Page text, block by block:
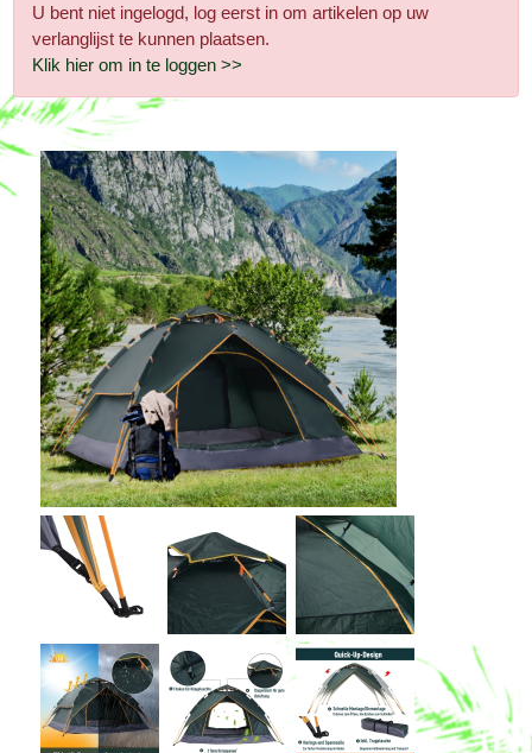
U bent niet ingelogd, log eerst in om artikelen op uw
verlanglijst te kunnen plaatsen.
Klik hier om in te loggen >>